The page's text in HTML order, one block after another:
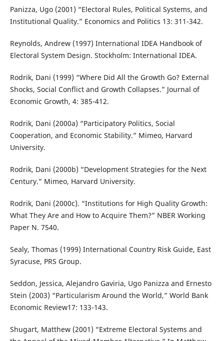
Panizza, Ugo (2001) “Electoral Rules, Political Systems, and
Institutional Quality.” Economics and Politics 13: 311-342.
Reynolds, Andrew (1997) International IDEA Handbook of
Electoral System Design. Stockholm: International IDEA.
Rodrik, Dani (1999) “Where Did All the Growth Go? External
Shocks, Social Conflict and Growth Collapses.” Journal of
Economic Growth, 4: 385-412.
Rodrik, Dani (2000a) “Participatory Politics, Social
Cooperation, and Economic Stability.” Mimeo, Harvard
University.
Rodrik, Dani (2000b) “Development Strategies for the Next
Century.” Mimeo, Harvard University.
Rodrik, Dani (2000c). “Institutions for High Quality Growth:
What They Are and How to Acquire Them?” NBER Working
Paper N. 7540.
Sealy, Thomas (1999) International Country Risk Guide, East
Syracuse, PRS Group.
Seddon, Jessica, Alejandro Gaviria, Ugo Panizza and Ernesto
Stein (2003) “Particularism Around the World,” World Bank
Economic Review17: 133-143.
Shugart, Matthew (2001) “Extreme Electoral Systems and